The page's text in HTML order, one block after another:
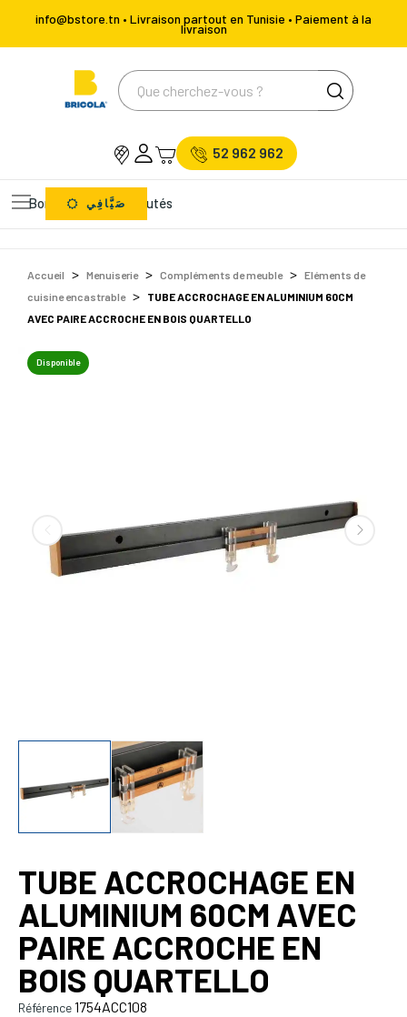
info@bstore.tn • Livraison partout en Tunisie • Paiement à la
livraison
52 962 962
Bons Plans Nouveautés
صَيَّافِي
Accueil Menuiserie Compléments de meuble
Eléments de
cuisine encastrable
TUBE ACCROCHAGE EN ALUMINIUM 60CM
AVEC PAIRE ACCROCHE EN BOIS QUARTELLO
Disponible
TUBE ACCROCHAGE EN
ALUMINIUM 60CM AVEC
PAIRE ACCROCHE EN
BOIS QUARTELLO
Référence1754ACC108